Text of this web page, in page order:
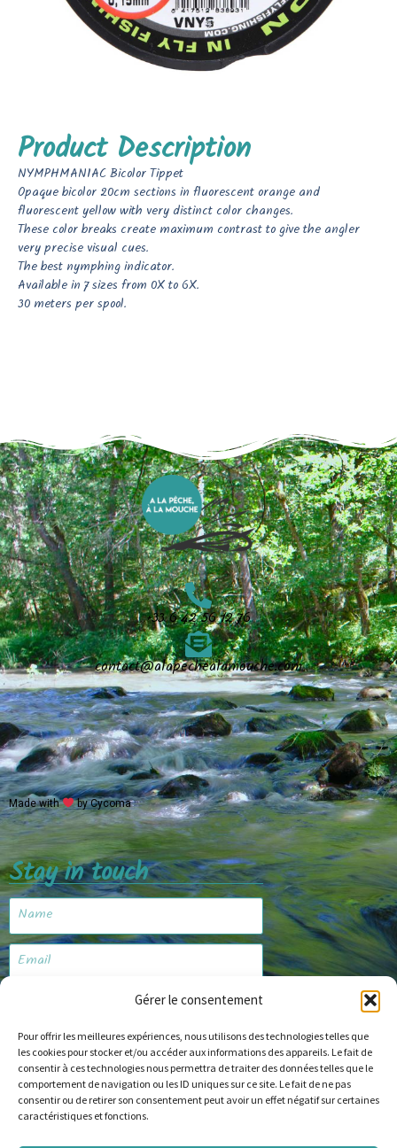
Gérer le consentement
Pour offrir les meilleures expériences, nous utilisons des technologies telles que
les cookies pour stocker et/ou accéder aux informations des appareils. Le fait de
consentir à ces technologies nous permettra de traiter des données telles que le
comportement de navigation ou les ID uniques sur ce site. Le fait de ne pas
consentir ou de retirer son consentement peut avoir un effet négatif sur certaines
caractéristiques et fonctions.
Product Description
NYMPHMANIAC Bicolor Tippet
Opaque bicolor 20cm sections in fluorescent orange and
fluorescent yellow with very distinct color changes.
These color breaks create maximum contrast to give the angler
very precise visual cues.
The best nymphing indicator.
Available in 7 sizes from 0X to 6X.
30 meters per spool.
+33 6 42 56 12 76
contact@alapechealamouche.com
Made with by Cycoma
Stay in touch
Subscribe
Website